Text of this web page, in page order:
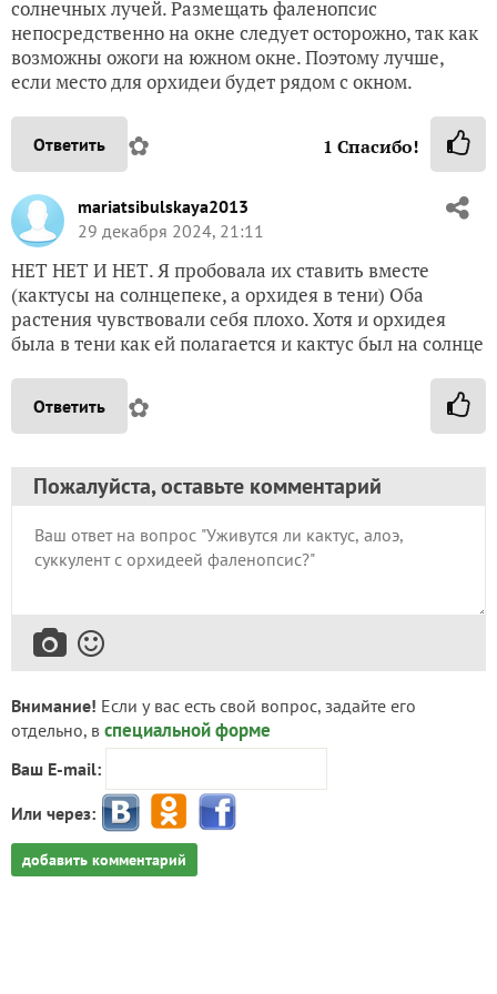
солнечных лучей. Размещать фаленопсис
непосредственно на окне следует осторожно, так как
возможны ожоги на южном окне. Поэтому лучше,
если место для орхидеи будет рядом с окном.
Ответить ✿ 1 Спасибо!
mariatsibulskaya2013
29 декабря 2024, 21:11
НЕТ НЕТ И НЕТ. Я пробовала их ставить вместе
(кактусы на солнцепеке, а орхидея в тени) Оба
растения чувствовали себя плохо. Хотя и орхидея
была в тени как ей полагается и кактус был на солнце
Ответить ✿
Пожалуйста, оставьте комментарий
Внимание! Если у вас есть свой вопрос, задайте его
отдельно, в специальной форме
Ваш E-mail:
Или через:
добавить комментарий